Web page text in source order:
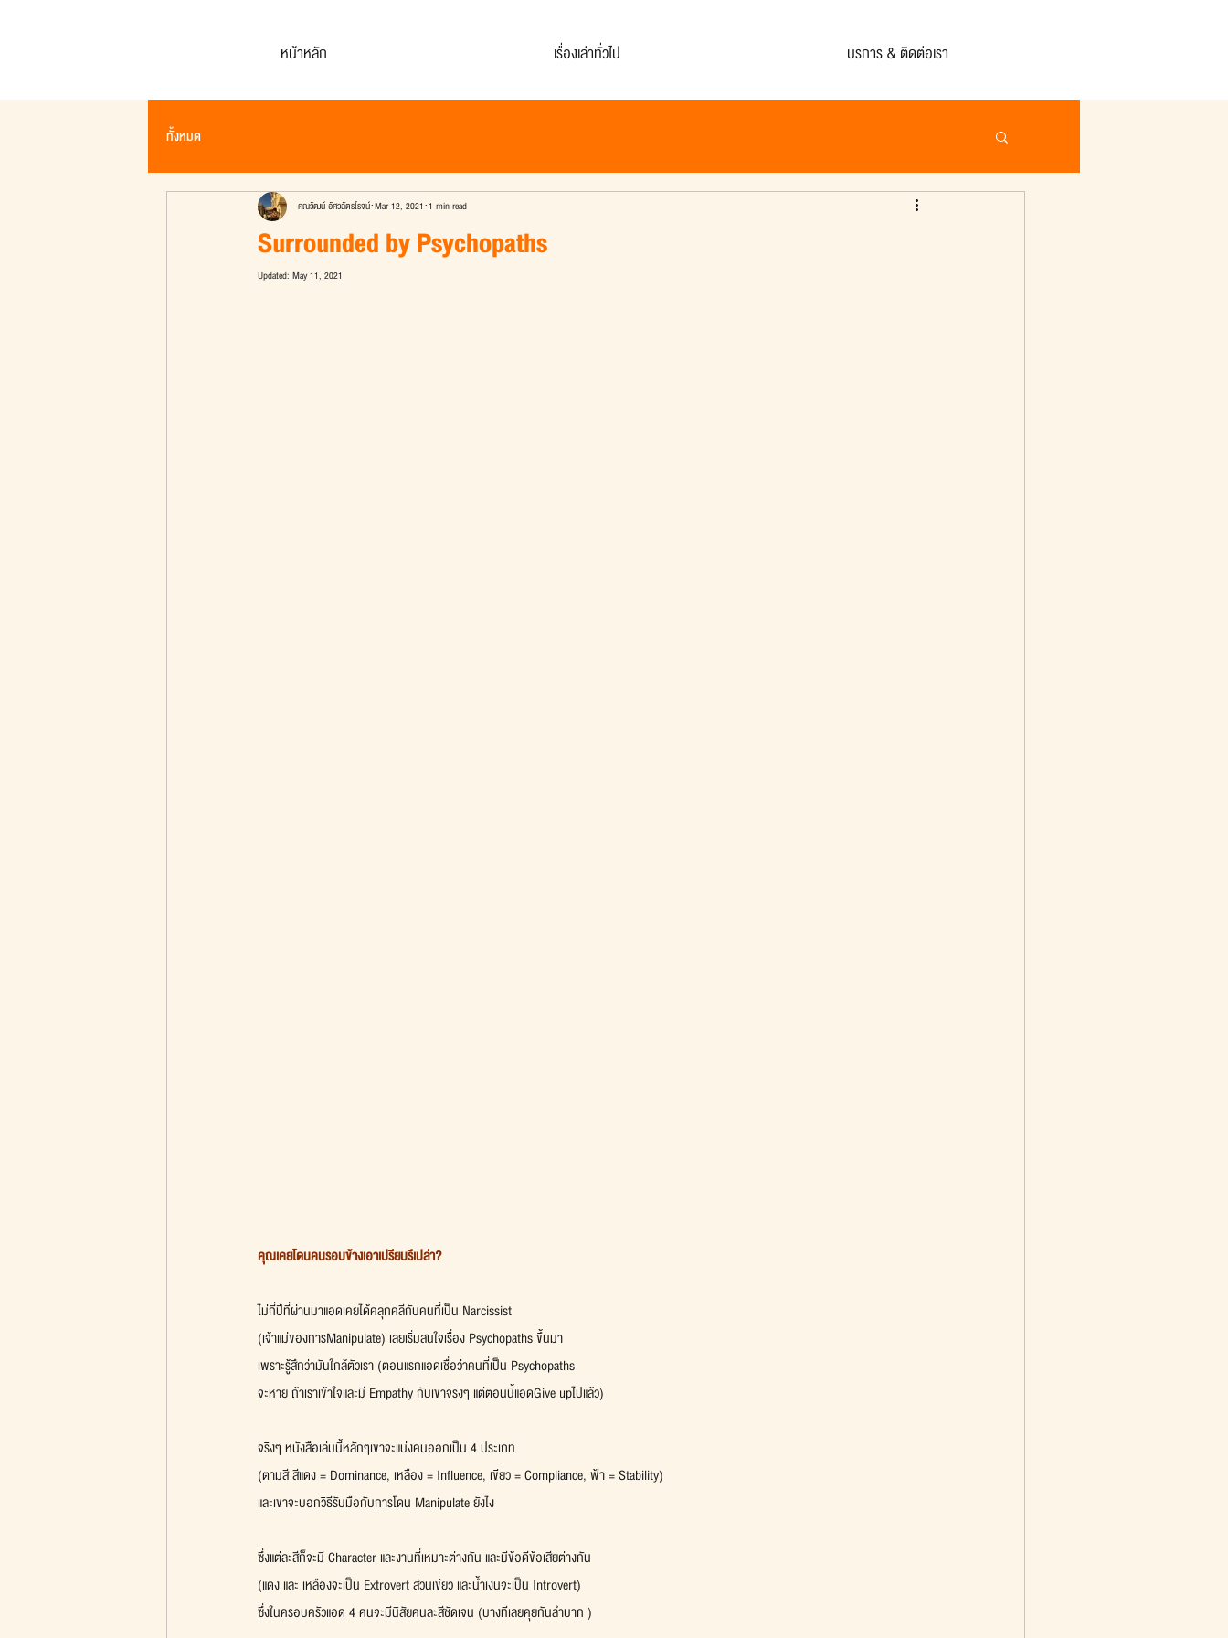
หน้าหลัก เรื่องเล่าทั่วไป บริการ & ติดต่อเรา
ทั้งหมด
Surrounded by Psychopaths
คณวัฒน์ อัศวฉัตรโรจน์ Mar 12, 2021 1 min read
Updated: May 11, 2021
คุณเคยโดนคนรอบข้างเอาเปรียบรึเปล่า?
ไม่กี่ปีที่ผ่านมาแอดเคยได้คลุกคลีกับคนที่เป็น Narcissist
(เจ้าแม่ของการManipulate) เลยเริ่มสนใจเรื่อง Psychopaths ขึ้นมา
เพราะรู้สึกว่ามันใกล้ตัวเรา (ตอนแรกแอดเชื่อว่าคนที่เป็น Psychopaths
จะหาย ถ้าเราเข้าใจและมี Empathy กับเขาจริงๆ แต่ตอนนี้แอดGive upไปแล้ว)
จริงๆ หนังสือเล่มนี้หลักๆเขาจะแบ่งคนออกเป็น 4 ประเภท
(ตามสี สีแดง = Dominance, เหลือง = Influence, เขียว = Compliance, ฟ้า = Stability)
และเขาจะบอกวิธีรับมือกับการโดน Manipulate ยังไง
ซึ่งแต่ละสีก็จะมี Character และงานที่เหมาะต่างกัน และมีข้อดีข้อเสียต่างกัน
(แดง และ เหลืองจะเป็น Extrovert ส่วนเขียว และน้ำเงินจะเป็น Introvert)
ซึ่งในครอบครัวแอด 4 คนจะมีนิสัยคนละสีชัดเจน (บางทีเลยคุยกันลำบาก )